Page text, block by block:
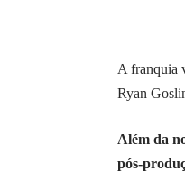
A franquia
Ryan
Além da
pós-